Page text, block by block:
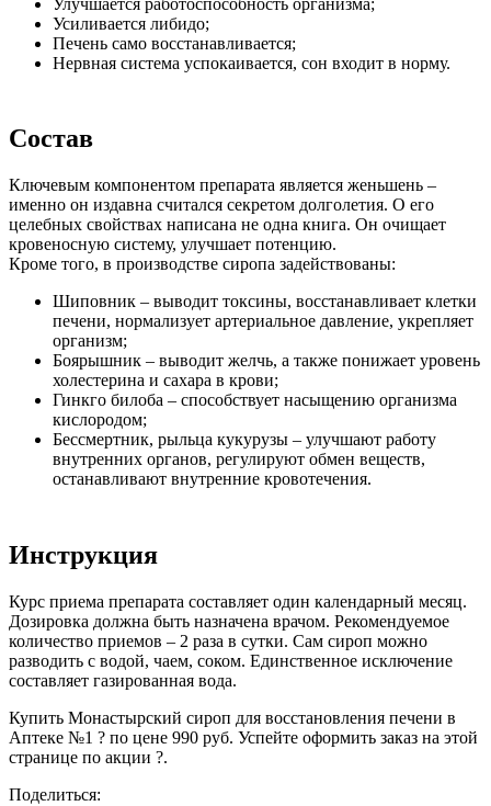
Усиливается либидо;
Печень само восстанавливается;
Нервная система успокаивается, сон входит в норму.
Состав
Ключевым компонентом препарата является женьшень –
именно он издавна считался секретом долголетия. О его
целебных свойствах написана не одна книга. Он очищает
кровеносную систему, улучшает потенцию.
Кроме того, в производстве сиропа задействованы:
Шиповник – выводит токсины, восстанавливает клетки
печени, нормализует артериальное давление, укрепляет
организм;
Боярышник – выводит желчь, а также понижает уровень
холестерина и сахара в крови;
Гинкго билоба – способствует насыщению организма
кислородом;
Бессмертник, рыльца кукурузы – улучшают работу
внутренних органов, регулируют обмен веществ,
останавливают внутренние кровотечения.
Инструкция
Курс приема препарата составляет один календарный месяц.
Дозировка должна быть назначена врачом. Рекомендуемое
количество приемов – 2 раза в сутки. Сам сироп можно
разводить с водой, чаем, соком. Единственное исключение
составляет газированная вода.
Купить Монастырский сироп для восстановления печени в
Аптеке №1 ? по цене 990 руб. Успейте оформить заказ на этой
странице по акции ?.
Поделиться: